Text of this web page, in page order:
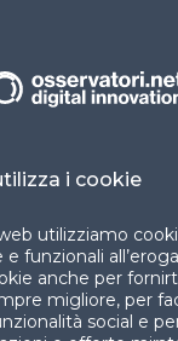
LinkedIn
i cookie
utilizziamo
e funzionali
anche per
migliore, per
social e